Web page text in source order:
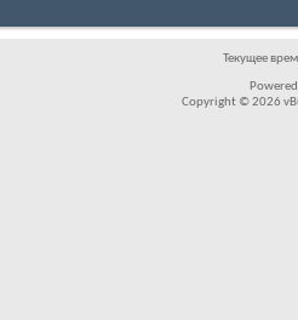
Текущее
Copyright © 2026